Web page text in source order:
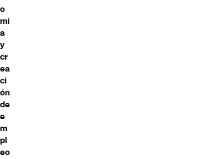
o
mí
a
y
cr
ea
ci
ón
de
e
m
pl
eo